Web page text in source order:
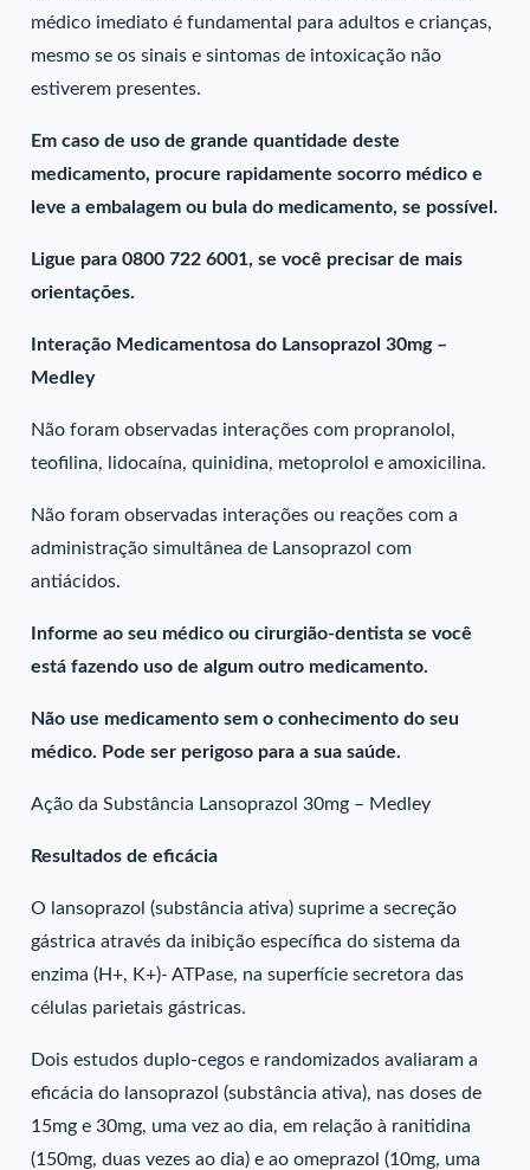
médico imediato é fundamental para adultos e crianças,
mesmo se os sinais e sintomas de intoxicação não
estiverem presentes.
Em caso de uso de grande quantidade deste
medicamento, procure rapidamente socorro médico e
leve a embalagem ou bula do medicamento, se possível.
Ligue para 0800 722 6001, se você precisar de mais
orientações.
Interação Medicamentosa do Lansoprazol 30mg –
Medley
Não foram observadas interações com propranolol,
teofilina, lidocaína, quinidina, metoprolol e amoxicilina.
Não foram observadas interações ou reações com a
administração simultânea de Lansoprazol com
antiácidos.
Informe ao seu médico ou cirurgião-dentista se você
está fazendo uso de algum outro medicamento.
Não use medicamento sem o conhecimento do seu
médico. Pode ser perigoso para a sua saúde.
Ação da Substância Lansoprazol 30mg – Medley
Resultados de eficácia
O lansoprazol (substância ativa) suprime a secreção
gástrica através da inibição específica do sistema da
enzima (H+, K+)- ATPase, na superfície secretora das
células parietais gástricas.
Dois estudos duplo-cegos e randomizados avaliaram a
eficácia do lansoprazol (substância ativa), nas doses de
15mg e 30mg, uma vez ao dia, em relação à ranitidina
(150mg, duas vezes ao dia) e ao omeprazol (10mg, uma